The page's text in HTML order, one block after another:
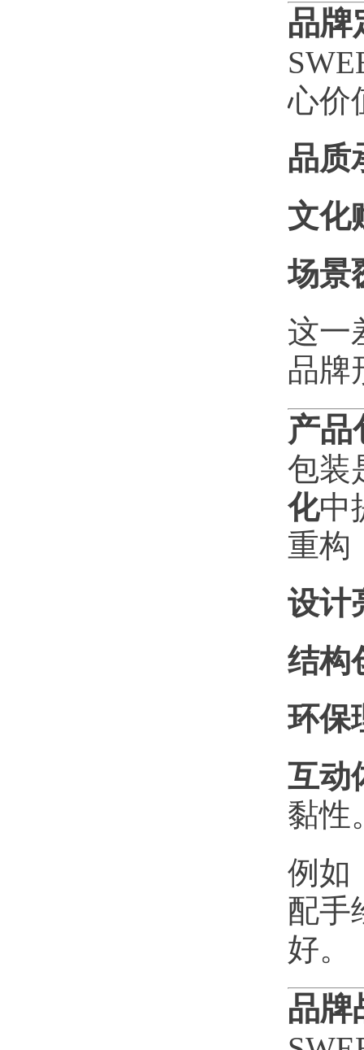
品牌
心价
品质
文化
场景
这一
品牌
产品
包装
化中
重构
设计
结构
环保
互动
黏性
例如
配手
好。
品牌